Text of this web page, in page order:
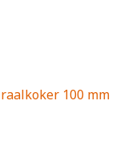
100 mm